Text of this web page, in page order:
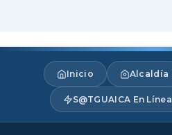
Inicio Alcaldía
S@TGUAICA En Línea